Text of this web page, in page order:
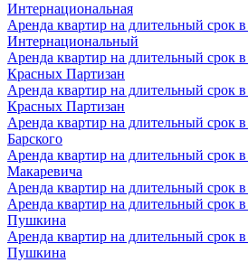
Интернациональная
Аренда квартир на длительный срок
Интернациональный
Аренда квартир на длительный срок
Красных Партизан
Аренда квартир на длительный срок
Красных Партизан
Аренда квартир на длительный срок
Барского
Аренда квартир на длительный срок
Макаревича
Аренда квартир на длительный срок
Аренда квартир на длительный срок
Пушкина
Аренда квартир на длительный срок
Пушкина